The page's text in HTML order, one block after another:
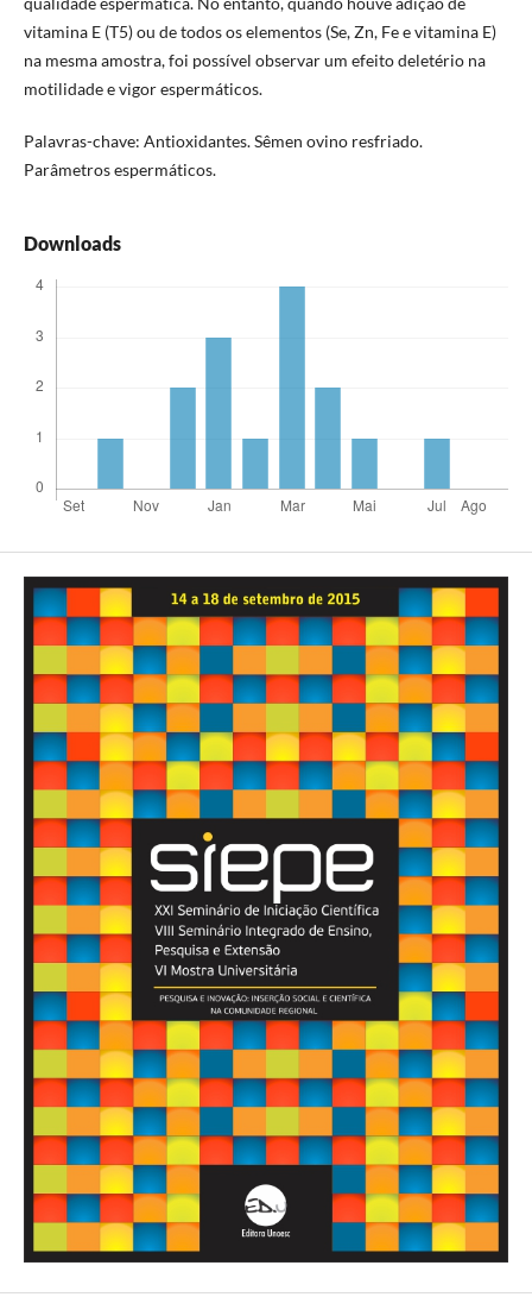
vitamina E (T5) ou de todos os elementos (Se, Zn, Fe e vitamina E)
na mesma amostra, foi possível observar um efeito deletério na
motilidade e vigor espermáticos.
Palavras-chave: Antioxidantes. Sêmen ovino resfriado.
Parâmetros espermáticos.
Downloads